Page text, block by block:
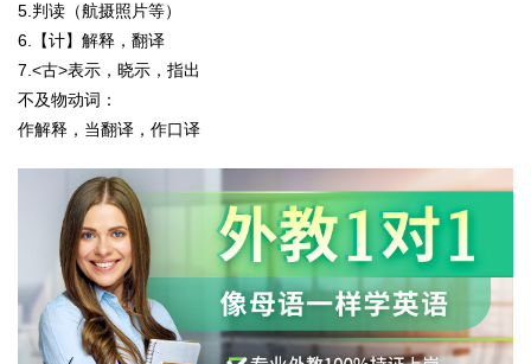
5.判读（航摄照片等）
6.【计】解释，翻译
7.<古>表示，晓示，指出
不及物动词：
作解释，当翻译，作口译